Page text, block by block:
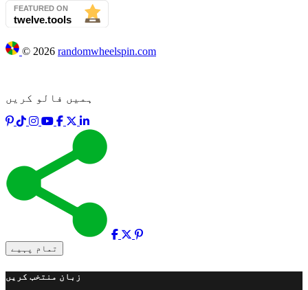
© 2026 randomwheelspin.com
ہمیں فالو کریں
تمام پہیے
زبان منتخب کریں